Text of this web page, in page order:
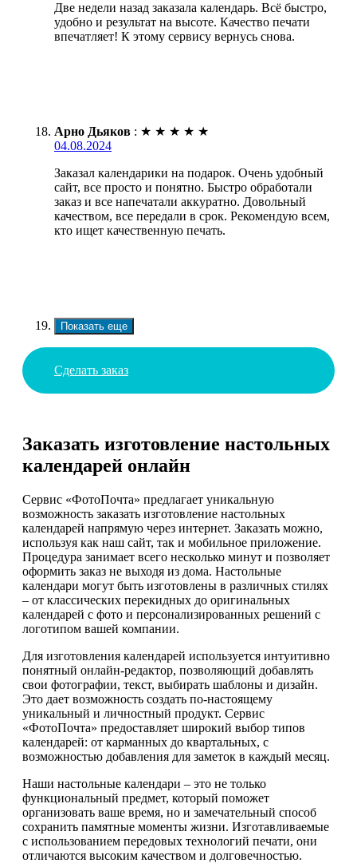
Две недели назад заказала календарь. Всё быстро,
удобно и результат на высоте. Качество печати
впечатляет! К этому сервису вернусь снова.
Арно Дьяков : ★ ★ ★ ★ ★
04.08.2024
Заказал календарики на подарок. Очень удобный
сайт, все просто и понятно. Быстро обработали
заказ и все напечатали аккуратно. Довольный
качеством, все передали в срок. Рекомендую всем,
кто ищет качественную печать.
Показать еще
Сделать заказ
Заказать изготовление настольных
календарей онлайн
Сервис «ФотоПочта» предлагает уникальную
возможность заказать изготовление настольных
календарей напрямую через интернет. Заказать можно,
используя как наш сайт, так и мобильное приложение.
Процедура занимает всего несколько минут и позволяет
оформить заказ не выходя из дома. Настольные
календари могут быть изготовлены в различных стилях
– от классических перекидных до оригинальных
календарей с фото и персонализированных решений с
логотипом вашей компании.
Для изготовления календарей используется интуитивно
понятный онлайн-редактор, позволяющий добавлять
свои фотографии, текст, выбирать шаблоны и дизайн.
Это дает возможность создать по-настоящему
уникальный и личностный продукт. Сервис
«ФотоПочта» предоставляет широкий выбор типов
календарей: от карманных до квартальных, с
возможностью добавления для заметок в каждый месяц.
Наши настольные календари – это не только
функциональный предмет, который поможет
организовать ваше время, но и замечательный способ
сохранить памятные моменты жизни. Изготавливаемые
с использованием передовых технологий печати, они
отличаются высоким качеством и долговечностью.